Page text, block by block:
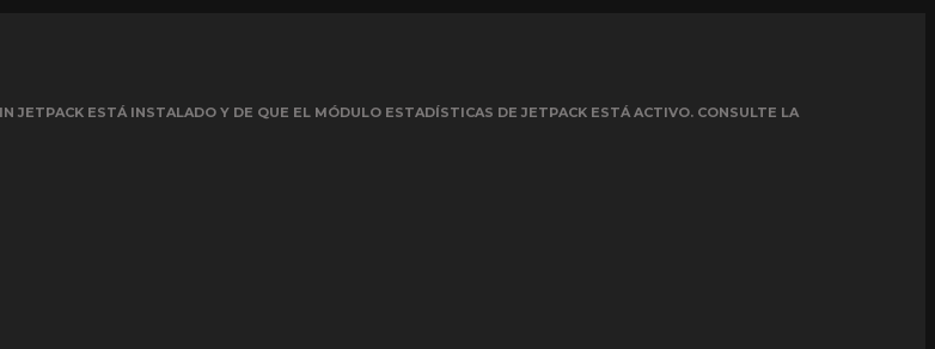
JETPACK ESTÁ INSTALADO Y DE QUE EL MÓDULO ESTADÍSTICAS DE JETPACK ESTÁ ACTIVO. CONSULTE LA